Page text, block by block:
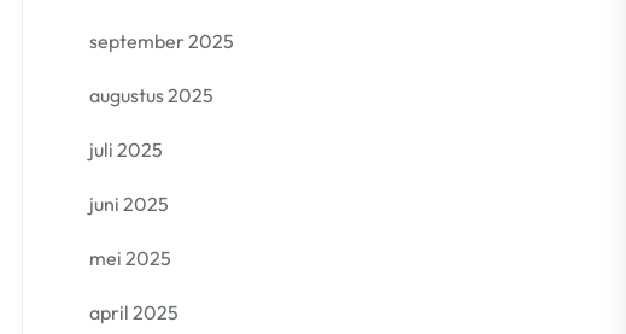
september 2025
augustus 2025
juli 2025
juni 2025
mei 2025
april 2025